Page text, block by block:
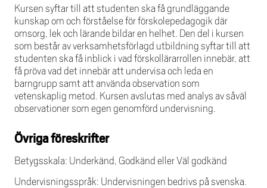
Kursen syftar till att studenten ska få grundläggande
kunskap om och förståelse för förskolepedagogik där
omsorg, lek och lärande bildar en helhet. Den del i kursen
som består av verksamhetsförlagd utbildning syftar till att
studenten ska få inblick i vad förskollärarrollen innebär, att
få pröva vad det innebär att undervisa och leda en
barngrupp samt att använda observation som
vetenskaplig metod. Kursen avslutas med analys av såväl
observationer som egen genomförd undervisning.
Övriga föreskrifter
Betygsskala: Underkänd, Godkänd eller Väl godkänd
Undervisningsspråk: Undervisningen bedrivs på svenska.